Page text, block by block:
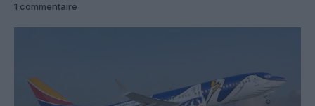
1 commentaire